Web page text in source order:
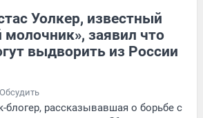
Уолкер, известный
молочник», заявил что
выдворить из России
Обсудить
блогер, рассказывавшая о борьбе с